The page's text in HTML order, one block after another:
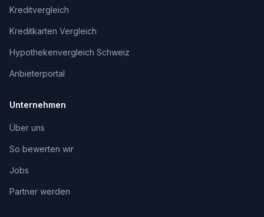
Kreditvergleich
Kreditkarten Vergleich
Hypothekenvergleich Schweiz
Anbieterportal
Unternehmen
Über uns
So bewerten wir
Jobs
Partner werden